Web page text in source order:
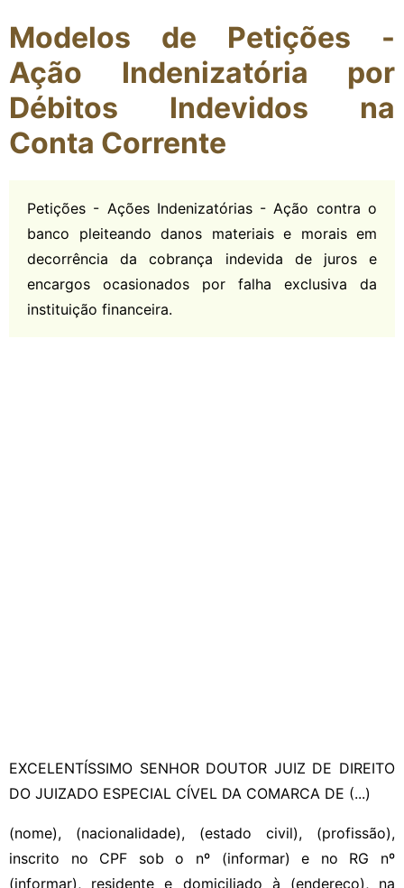
Modelos de Petições -
Ação Indenizatória por
Débitos Indevidos na
Conta Corrente
Petições - Ações Indenizatórias - Ação contra o
banco pleiteando danos materiais e morais em
decorrência da cobrança indevida de juros e
encargos ocasionados por falha exclusiva da
instituição financeira.
EXCELENTÍSSIMO SENHOR DOUTOR JUIZ DE DIREITO
DO JUIZADO ESPECIAL CÍVEL DA COMARCA DE (...)
(nome), (nacionalidade), (estado civil), (profissão),
inscrito no CPF sob o nº (informar) e no RG nº
(informar), residente e domiciliado à (endereço), na